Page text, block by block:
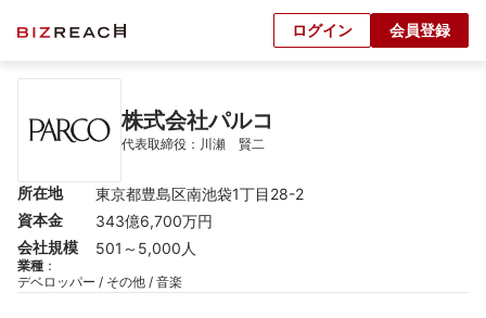
ログイン 会員登録
株式会社パルコ
代表取締役：川瀬　賢二
所在地
東京都豊島区南池袋1丁目28-2
資本金
343億6,700万円
会社規模
501～5,000人
業種 ：
デベロッパー / その他 / 音楽